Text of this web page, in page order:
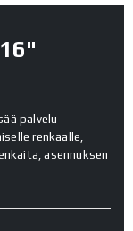
palvelu
renkaalle,
asennuksen